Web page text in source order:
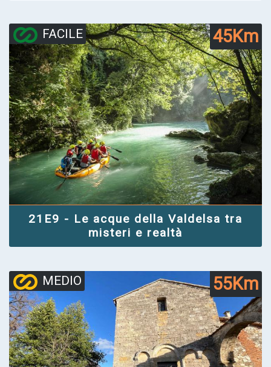
FACILE 45Km
21E9 - Le acque della Valdelsa tra
misteri e realtà
MEDIO 55Km